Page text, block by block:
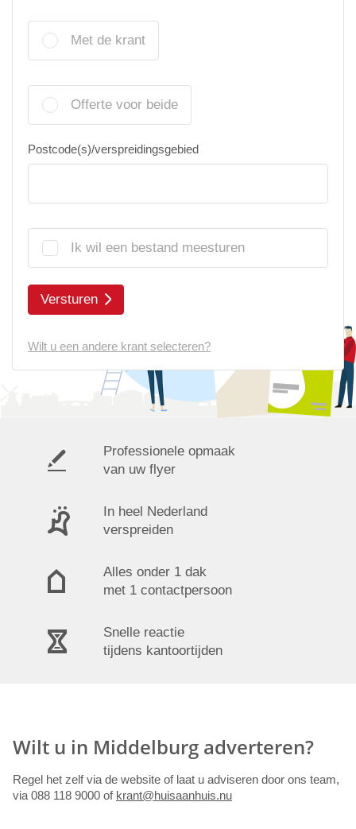
Met de krant
Offerte voor beide
Postcode(s)/verspreidingsgebied
Ik wil een bestand meesturen
Versturen
Wilt u een andere krant selecteren?
Professionele opmaak
van uw flyer
In heel Nederland
verspreiden
Alles onder 1 dak
met 1 contactpersoon
Snelle reactie
tijdens kantoortijden
Wilt u in Middelburg adverteren?
Regel het zelf via de website of laat u adviseren door ons team,
via 088 118 9000 of krant@huisaanhuis.nu